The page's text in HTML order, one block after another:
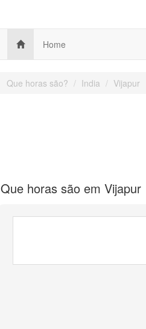
Home
Que horas são? India Vijapur
Que horas são em Vijapur